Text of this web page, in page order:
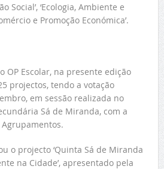
Social’, ‘Ecologia, Ambiente e
e Promoção Económica’.
OP Escolar, na presente edição
projectos, tendo a votação
em sessão realizada no
Sá de Miranda, com a
o projecto ‘Quinta Sá de Miranda
na Cidade’, apresentado pela